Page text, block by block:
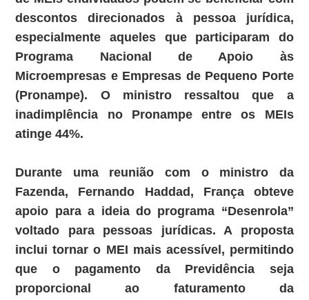
descontos direcionados à pessoa jurídica,
especialmente aqueles que participaram do
Programa Nacional de Apoio às
Microempresas e Empresas de Pequeno Porte
(Pronampe). O ministro ressaltou que a
inadimplência no Pronampe entre os MEIs
atinge 44%.
Durante uma reunião com o ministro da
Fazenda, Fernando Haddad, França obteve
apoio para a ideia do programa “Desenrola”
voltado para pessoas jurídicas. A proposta
inclui tornar o MEI mais acessível, permitindo
que o pagamento da Previdência seja
proporcional ao faturamento da